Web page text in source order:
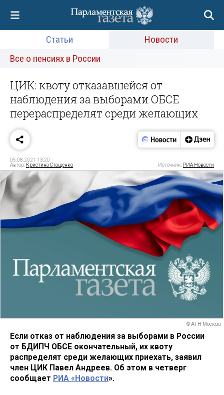
Статьи
Новости
Все о пенсиях в России
ЦИК: квоту отказавшейся от
наблюдения за выборами ОБСЕ
перераспределят среди желающих
05.08.2021 13:20
Автор: Кристина Стащенко Источник: РИА Новости
© АГН Москва
Если отказ от наблюдения за выборами в России
от БДИПЧ ОБСЕ окончательный, их квоту
распределят среди желающих приехать, заявил
член ЦИК Павел Андреев. Об этом в четверг
сообщает РИА «Новости».